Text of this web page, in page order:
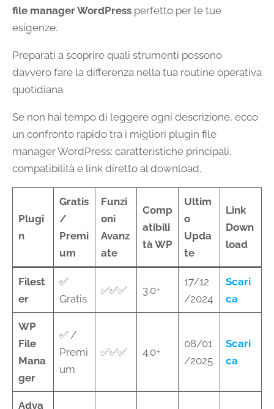
file manager WordPress perfetto per le tue
esigenze.
Preparati a scoprire quali strumenti possono
davvero fare la differenza nella tua routine operativa
quotidiana.
Se non hai tempo di leggere ogni descrizione, ecco
un confronto rapido tra i migliori plugin file
manager WordPress: caratteristiche principali,
compatibilità e link diretto al download.
Plugi
n
Gratis
/
Premi
um
Funzi
oni
Avanz
ate
Comp
atibili
tà WP
Ultim
o
Upda
te
Link
Down
load
Filest
er
✅
Gratis
✅✅✅ 3.0+
17/12
/2024
Scari
ca
WP
File
Mana
ger
✅ /
Premi
um
✅✅✅ 4.0+
08/01
/2025
Scari
ca
Adva